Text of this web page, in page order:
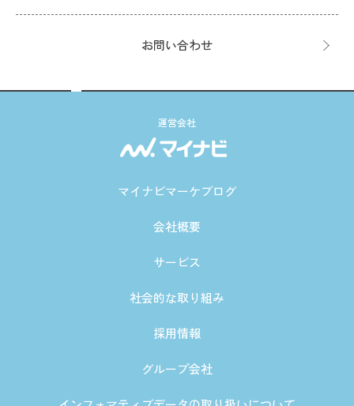
お問い合わせ
運営会社
マイナビマーケブログ
会社概要
サービス
社会的な取り組み
採用情報
グループ会社